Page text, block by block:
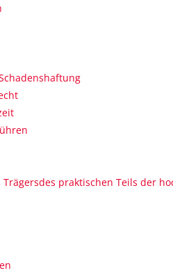
praktischen Teils der